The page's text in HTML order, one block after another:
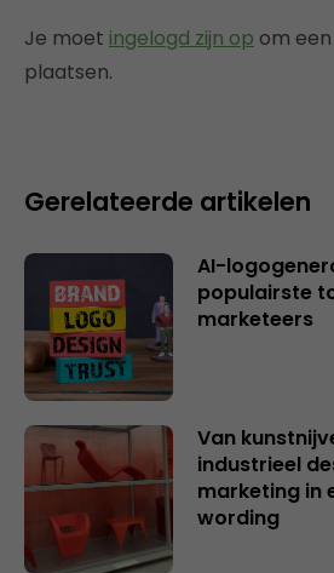
Je moet ingelogd zijn op om
plaatsen.
Gerelateerde artikelen
AI-
populairste
marketeers
Van
industrieel
marketing in
wording